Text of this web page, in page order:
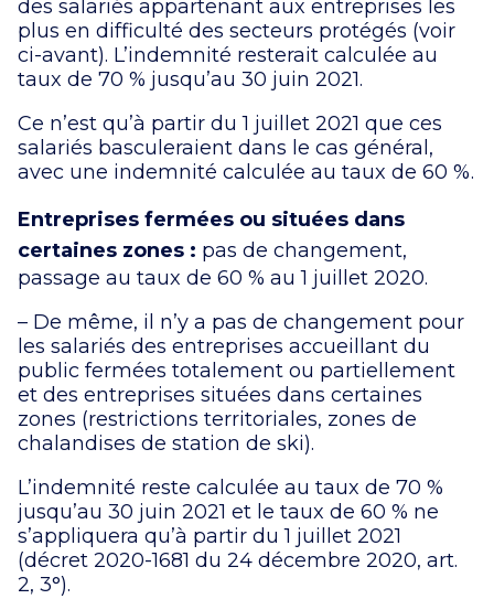
des salariés appartenant aux entreprises les
plus en difficulté des secteurs protégés (voir
ci-avant). L’indemnité resterait calculée au
taux de 70 % jusqu’au 30 juin 2021.
Ce n’est qu’à partir du 1 juillet 2021 que ces
salariés basculeraient dans le cas général,
avec une indemnité calculée au taux de 60 %.
Entreprises fermées ou situées dans
certaines zones : pas de changement,
passage au taux de 60 % au 1 juillet 2020.
– De même, il n’y a pas de changement pour
les salariés des entreprises accueillant du
public fermées totalement ou partiellement
et des entreprises situées dans certaines
zones (restrictions territoriales, zones de
chalandises de station de ski).
L’indemnité reste calculée au taux de 70 %
jusqu’au 30 juin 2021 et le taux de 60 % ne
s’appliquera qu’à partir du 1 juillet 2021
(décret 2020-1681 du 24 décembre 2020, art.
2, 3°).